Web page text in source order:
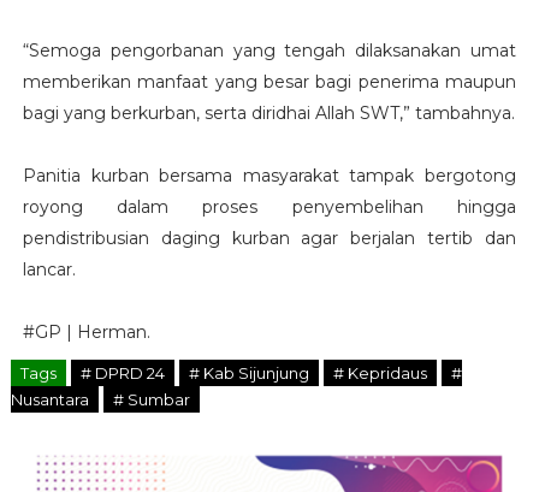
“Semoga pengorbanan yang tengah dilaksanakan umat
memberikan manfaat yang besar bagi penerima maupun
bagi yang berkurban, serta diridhai Allah SWT,” tambahnya.
Panitia kurban bersama masyarakat tampak bergotong
royong dalam proses penyembelihan hingga
pendistribusian daging kurban agar berjalan tertib dan
lancar.
#GP | Herman.
Tags # DPRD 24 # Kab Sijunjung # Kepridaus
#
Nusantara
# Sumbar